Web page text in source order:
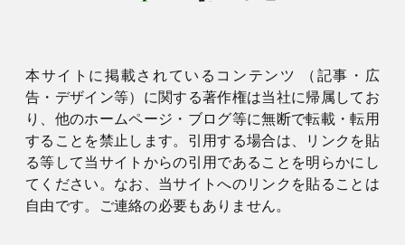
本サイトに掲載されているコンテンツ （記事・広
告・デザイン等）に関する著作権は当社に帰属してお
り、他のホームページ・ブログ等に無断で転載・転用
することを禁止します。引用する場合は、リンクを貼
る等して当サイトからの引用であることを明らかにし
てください。なお、当サイトへのリンクを貼ることは
自由です。ご連絡の必要もありません。